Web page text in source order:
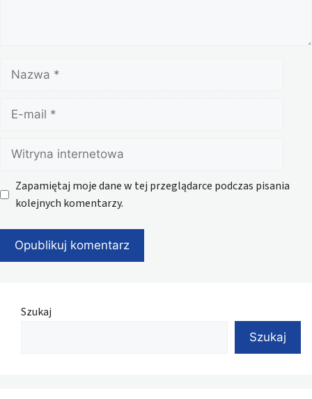
Nazwa
mail
Witryna
internetowa
Zapamiętaj moje dane w tej przeglądarce podczas pisania
kolejnych komentarzy.
Szukaj
Szukaj